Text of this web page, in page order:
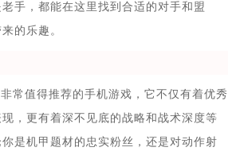
手，都能在这里找到合适的对手和盟
的乐趣。
常值得推荐的手机游戏，它不仅有着优秀
，更有着深不见底的战略和战术深度等
是机甲题材的忠实粉丝，还是对动作射